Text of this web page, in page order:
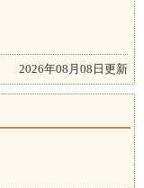
2026年08月08日更新